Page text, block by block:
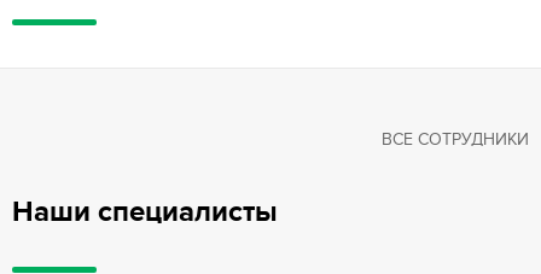
Наши специалисты
ВСЕ СОТРУДНИКИ